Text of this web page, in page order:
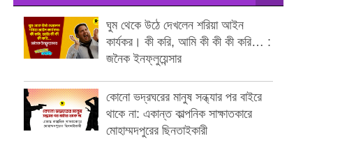
ঘুম থেকে উঠে দেখলেন শরিয়া আইন
কার্যকর। কী করি, আমি কী কী কী করি… :
জনৈক ইনফ্লুয়েন্সার
কোনো ভদ্রঘরের মানুষ সন্ধ্যার পর বাইরে
থাকে না: একান্ত কাল্পনিক সাক্ষাতকারে
মোহাম্মদপুরের ছিনতাইকারী